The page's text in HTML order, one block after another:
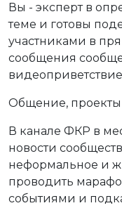
Вы - эксперт в
теме и готовы
участниками в
сообщения
Общение, проекты
В канале ФКР в
новости
неформальное и
проводить
событиями и